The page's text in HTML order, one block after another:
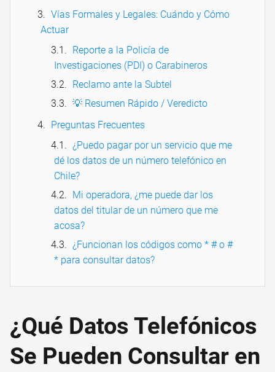
Vías Formales y Legales: Cuándo y Cómo
Actuar
Reporte a la Policía de
Investigaciones (PDI) o Carabineros
Reclamo ante la Subtel
💡 Resumen Rápido / Veredicto
Preguntas Frecuentes
¿Puedo pagar por un servicio que me
dé los datos de un número telefónico en
Chile?
Mi operadora, ¿me puede dar los
datos del titular de un número que me
acosa?
¿Funcionan los códigos como * # o #
* para consultar datos?
¿Qué Datos Telefónicos
Se Pueden Consultar en